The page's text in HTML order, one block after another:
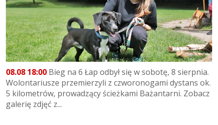
08.08 18:00 Bieg na 6 Łap odbył się w sobotę, 8 sierpnia.
Wolontariusze przemierzyli z czworonogami dystans ok.
5 kilometrów, prowadzący ścieżkami Bażantarni. Zobacz
galerię zdjęć z...